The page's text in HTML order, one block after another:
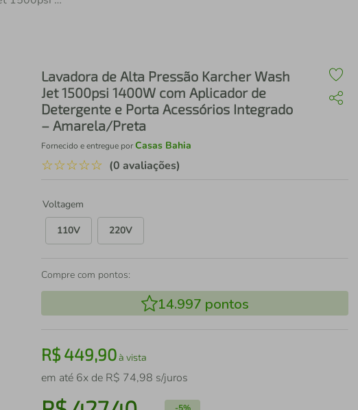
Lavadora de Alta Pressão Karcher Wash
Jet 1500psi 1400W com Aplicador de
Detergente e Porta Acessórios Integrado
– Amarela/Preta
Fornecido e entregue porCasas Bahia
☆☆☆☆☆ (0 avaliações)
Voltagem
110V
220V
Compre com pontos:
14.997 pontos
R$449,90à vista
em até 6x de R$ 74,98 s/juros